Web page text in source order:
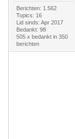
Berichten: 1.562
Topics: 16
Lid sinds: Apr 2017
Bedankt: 98
505 x bedankt in 350
berichten